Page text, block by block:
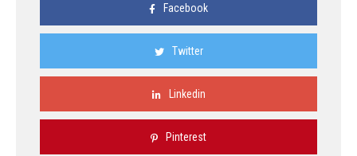
Facebook
Twitter
Linkedin
Pinterest